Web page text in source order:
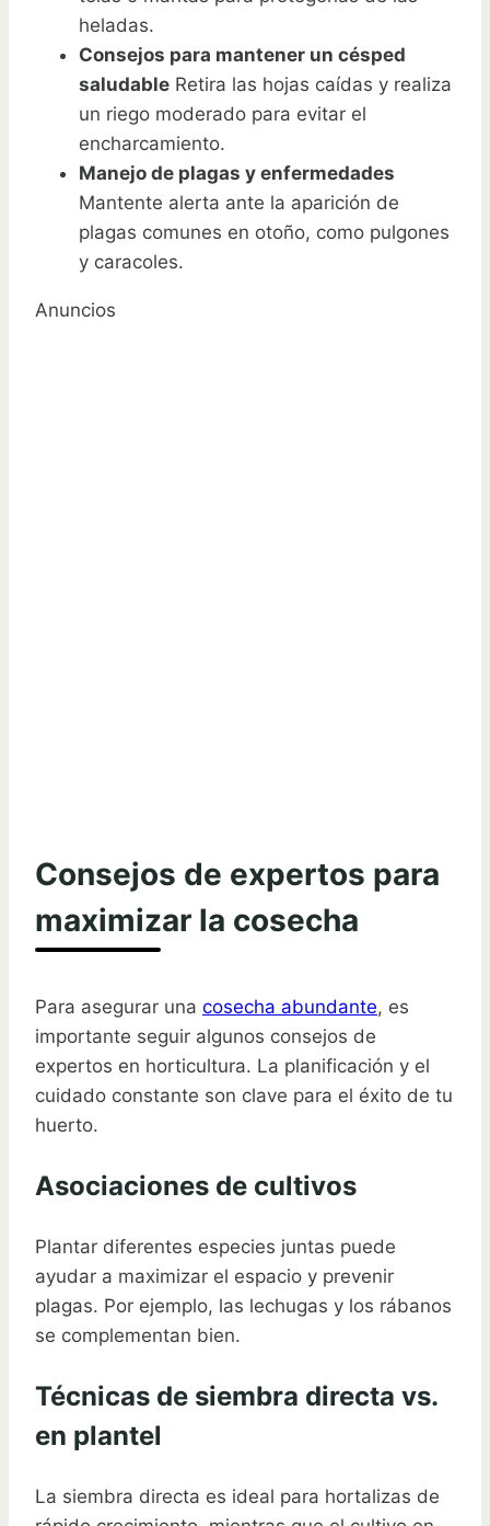
heladas.
Consejos para mantener un césped
saludable Retira las hojas caídas y realiza
un riego moderado para evitar el
encharcamiento.
Manejo de plagas y enfermedades
Mantente alerta ante la aparición de
plagas comunes en otoño, como pulgones
y caracoles.
Anuncios
Consejos de expertos para
maximizar la cosecha
Para asegurar una cosecha abundante, es
importante seguir algunos consejos de
expertos en horticultura. La planificación y el
cuidado constante son clave para el éxito de tu
huerto.
Asociaciones de cultivos
Plantar diferentes especies juntas puede
ayudar a maximizar el espacio y prevenir
plagas. Por ejemplo, las lechugas y los rábanos
se complementan bien.
Técnicas de siembra directa vs.
en plantel
La siembra directa es ideal para hortalizas de